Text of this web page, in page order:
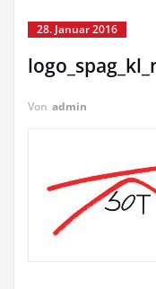
28. Januar 2016
Von admin